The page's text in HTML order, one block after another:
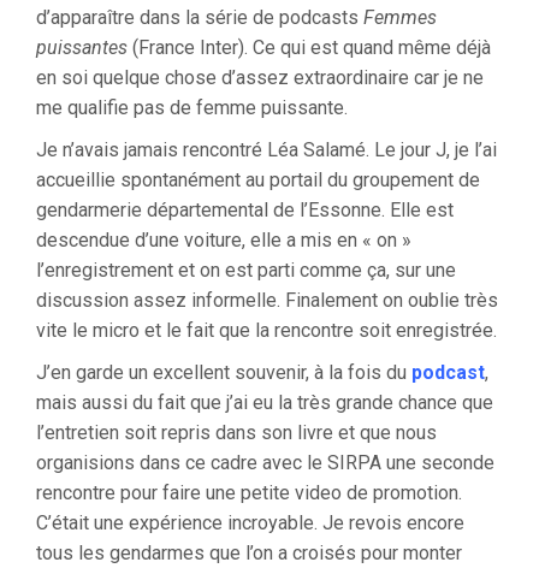
d’apparaître dans la série de podcasts Femmes
puissantes (France Inter). Ce qui est quand même déjà
en soi quelque chose d’assez extraordinaire car je ne
me qualifie pas de femme puissante.
Je n’avais jamais rencontré Léa Salamé. Le jour J, je l’ai
accueillie spontanément au portail du groupement de
gendarmerie départemental de l’Essonne. Elle est
descendue d’une voiture, elle a mis en « on »
l’enregistrement et on est parti comme ça, sur une
discussion assez informelle. Finalement on oublie très
vite le micro et le fait que la rencontre soit enregistrée.
J’en garde un excellent souvenir, à la fois du podcast,
mais aussi du fait que j’ai eu la très grande chance que
l’entretien soit repris dans son livre et que nous
organisions dans ce cadre avec le SIRPA une seconde
rencontre pour faire une petite video de promotion.
C’était une expérience incroyable. Je revois encore
tous les gendarmes que l’on a croisés pour monter